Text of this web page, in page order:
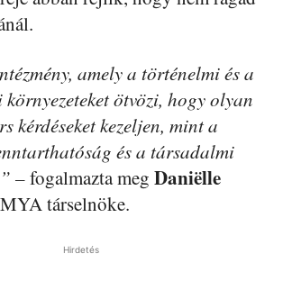
amely a történelmi és a
ötvözi, hogy olyan
kérdéseket kezeljen, mint a
és a társadalmi
–fogalmazta meg Daniëlle
társelnöke.
Hirdetés